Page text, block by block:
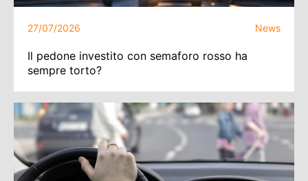
27/07/2026 News
Il pedone investito con semaforo rosso ha
sempre torto?